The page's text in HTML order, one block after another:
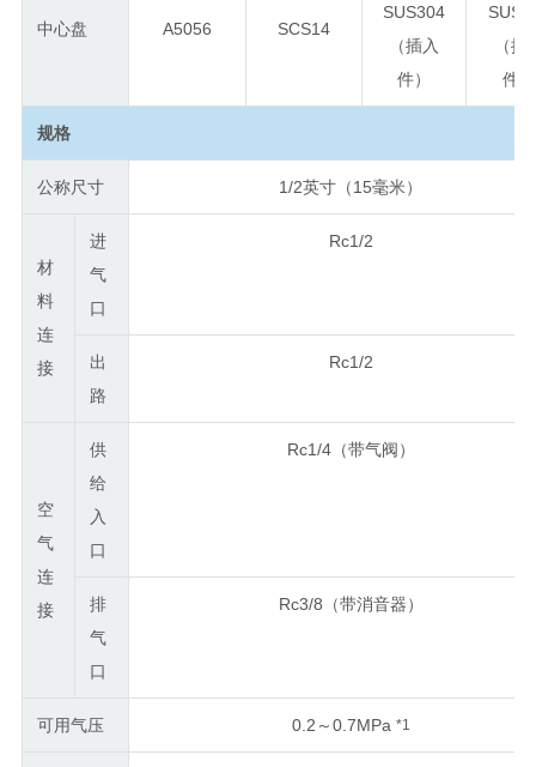
中心盘 A5056 SCS14
SUS304
（插入
件）
（插
件）
规格
公称尺寸 1/2英寸（15毫米）
材
料
连
接
进
气
口
Rc1/2
出
路
Rc1/2
空
气
连
接
供
给
入
口
Rc1/4（带气阀）
排
气
口
Rc3/8（带消音器）
可用气压 0.2～0.7MPa *1